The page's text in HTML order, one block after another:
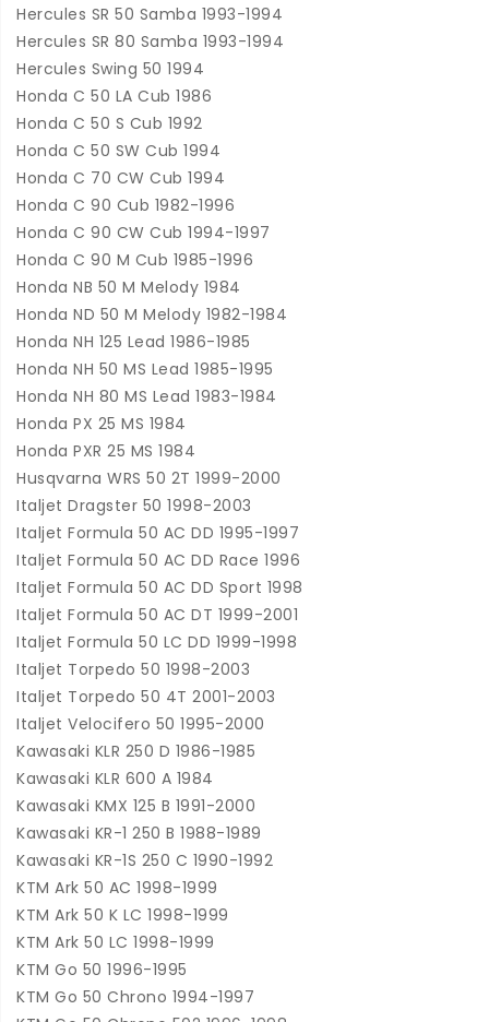
Hercules SR 50 Samba 1993-1994
Hercules SR 80 Samba 1993-1994
Hercules Swing 50 1994
Honda C 50 LA Cub 1986
Honda C 50 S Cub 1992
Honda C 50 SW Cub 1994
Honda C 70 CW Cub 1994
Honda C 90 Cub 1982-1996
Honda C 90 CW Cub 1994-1997
Honda C 90 M Cub 1985-1996
Honda NB 50 M Melody 1984
Honda ND 50 M Melody 1982-1984
Honda NH 125 Lead 1986-1985
Honda NH 50 MS Lead 1985-1995
Honda NH 80 MS Lead 1983-1984
Honda PX 25 MS 1984
Honda PXR 25 MS 1984
Husqvarna WRS 50 2T 1999-2000
Italjet Dragster 50 1998-2003
Italjet Formula 50 AC DD 1995-1997
Italjet Formula 50 AC DD Race 1996
Italjet Formula 50 AC DD Sport 1998
Italjet Formula 50 AC DT 1999-2001
Italjet Formula 50 LC DD 1999-1998
Italjet Torpedo 50 1998-2003
Italjet Torpedo 50 4T 2001-2003
Italjet Velocifero 50 1995-2000
Kawasaki KLR 250 D 1986-1985
Kawasaki KLR 600 A 1984
Kawasaki KMX 125 B 1991-2000
Kawasaki KR-1 250 B 1988-1989
Kawasaki KR-1S 250 C 1990-1992
KTM Ark 50 AC 1998-1999
KTM Ark 50 K LC 1998-1999
KTM Ark 50 LC 1998-1999
KTM Go 50 1996-1995
KTM Go 50 Chrono 1994-1997